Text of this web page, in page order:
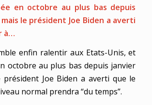
en octobre au plus bas depuis
le président Joe Biden a averti
à…
enfin ralentir aux Etats-Unis, et
octobre au plus bas depuis janvier
président Joe Biden a averti que le
normal prendra “du temps”.